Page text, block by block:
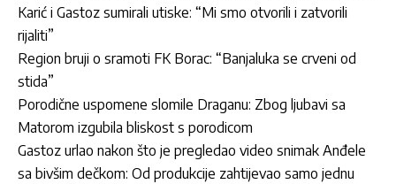
Karić i Gastoz sumirali utiske: “Mi smo otvorili i zatvorili
rijaliti”
Region bruji o sramoti FK Borac: “Banjaluka se crveni od
stida”
Porodične uspomene slomile Draganu: Zbog ljubavi sa
Matorom izgubila bliskost s porodicom
Gastoz urlao nakon što je pregledao video snimak Anđele
sa bivšim dečkom: Od produkcije zahtijevao samo jednu